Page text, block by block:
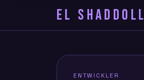
EL SHADDOLL
ENTWICKLER